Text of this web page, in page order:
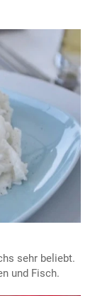
sehr beliebt.
und Fisch.